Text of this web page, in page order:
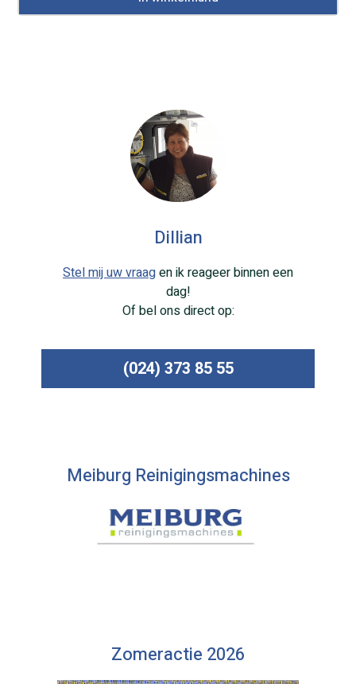
Dillian
Stel mij uw vraagen ik reageer binnen een
dag!
Of bel ons direct op:
(024) 373 85 55
Meiburg Reinigingsmachines
Zomeractie 2026